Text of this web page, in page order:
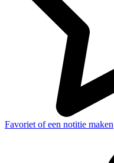
Favoriet of een notitie maken